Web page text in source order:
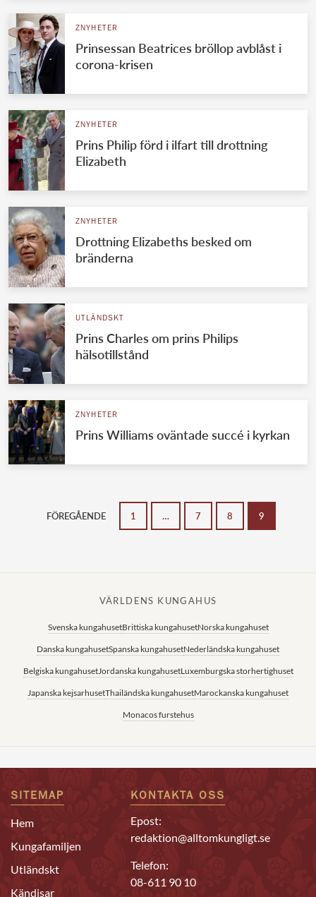
ZNYHETER
Prinsessan Beatrices bröllop avblåst i
corona-krisen
ZNYHETER
Prins Philip förd i ilfart till drottning
Elizabeth
ZNYHETER
Drottning Elizabeths besked om
bränderna
UTLÄNDSKT
Prins Charles om prins Philips
hälsotillstånd
ZNYHETER
Prins Williams oväntade succé i kyrkan
FÖREGÅENDE 1 … 7 8 9
VÄRLDENS KUNGAHUS
Svenska kungahusetBrittiska kungahusetNorska kungahuset
Danska kungahusetSpanska kungahusetNederländska kungahuset
Belgiska kungahusetJordanska kungahusetLuxemburgska storhertighuset
Japanska kejsarhusetThailändska kungahusetMarockanska kungahuset
Monacos furstehus
SITEMAP
Hem
Kungafamiljen
Utländskt
Kändisar
KONTAKTA OSS
Epost:
redaktion@alltomkungligt.se
Telefon:
08-611 90 10